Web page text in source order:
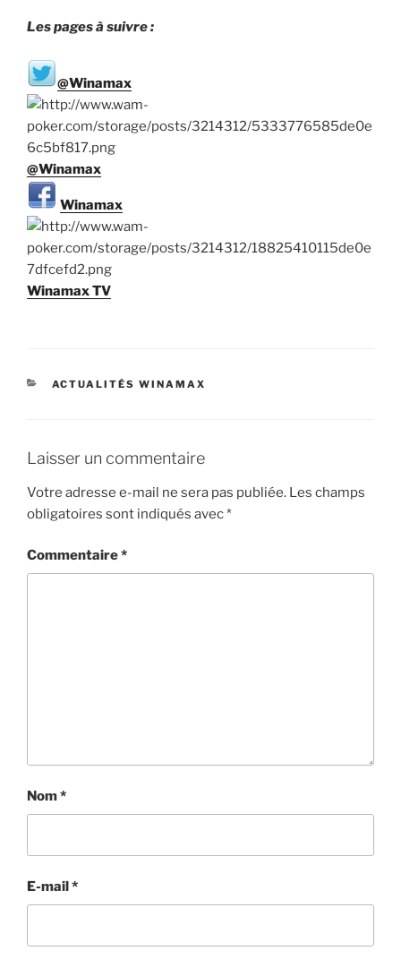
Les pages à suivre :
@Winamax
@Winamax
Winamax
Winamax TV
CATÉGORIES
ACTUALITÉS WINAMAX
Laisser un commentaire
Votre adresse e-mail ne sera pas publiée. Les champs
obligatoires sont indiqués avec*
Commentaire*
Nom*
E-mail*